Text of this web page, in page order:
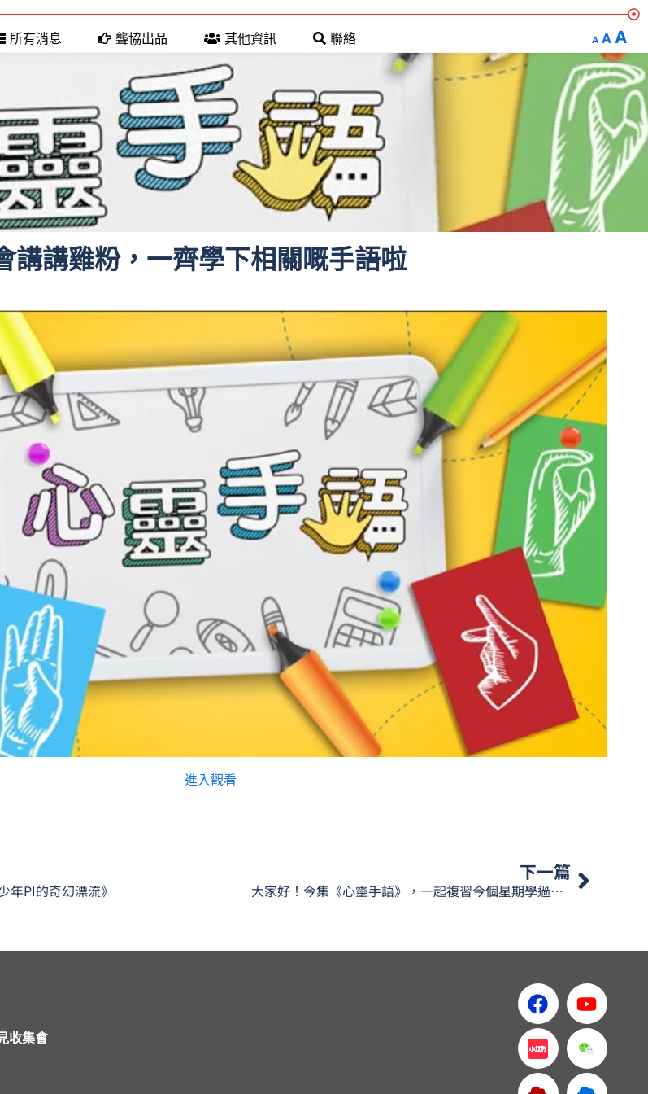
所有消息 聾協出品 其他資訊 聯絡 A A A
講講雞粉，一齊學下相關嘅手語啦
進入觀看
年PI的奇幻漂流》
下一篇
大家好！今集《心靈手語》，一起複習今個星期學過嘅手語生字。
收集會